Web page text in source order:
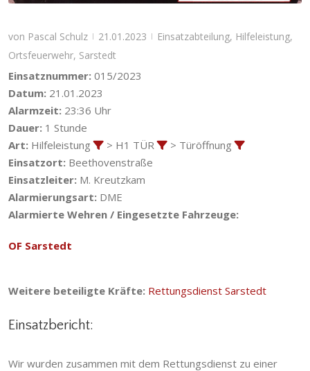
von Pascal Schulz | 21.01.2023 | Einsatzabteilung, Hilfeleistung,
Ortsfeuerwehr, Sarstedt
Einsatznummer: 015/2023
Datum: 21.01.2023
Alarmzeit: 23:36 Uhr
Dauer: 1 Stunde
Art: Hilfeleistung > H1 TÜR
> Türöffnung
Einsatzort: Beethovenstraße
Einsatzleiter: M. Kreutzkam
Alarmierungsart: DME
Alarmierte Wehren / Eingesetzte Fahrzeuge:
OF Sarstedt
Weitere beteiligte Kräfte: Rettungsdienst Sarstedt
Einsatzbericht:
Wir wurden zusammen mit dem Rettungsdienst zu einer